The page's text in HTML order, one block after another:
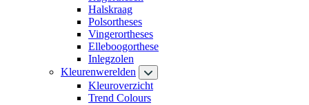
Halskraag
Polsortheses
Vingerortheses
Elleboogorthese
Inlegzolen
Kleurenwerelden
Kleuroverzicht
Trend Colours